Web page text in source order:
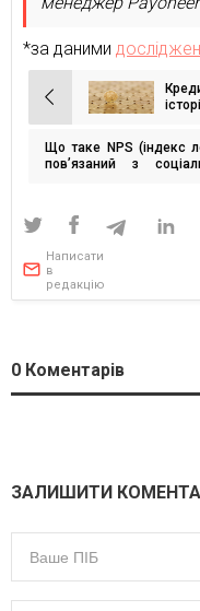
*за даними
Навігація
записів
Що таке NPS (індекс
пов’язаний з
Написати
в
редакцію
0 Коментарів
ЗАЛИШИТИ